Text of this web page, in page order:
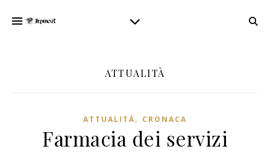
ATTUALITÀ
ATTUALITÀ, CRONACA
Farmacia dei servizi